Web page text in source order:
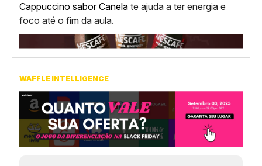
Cappuccino sabor Canela te ajuda a ter energia e
foco até o fim da aula.
WAFFLE INTELLIGENCE